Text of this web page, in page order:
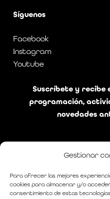
Gestionar
Para ofrecer las mejores
cookies para almacenar y/o
consentimiento de estas
Síguenos
Facebook
Instagram
Youtube
Suscríbete y recibe
programación,
novedades
He leído y acepto la